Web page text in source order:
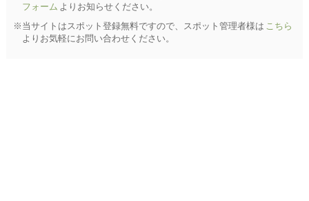
フォーム よりお知らせください。
※当サイトはスポット登録無料ですので、スポット管理者様は こちら
よりお気軽にお問い合わせください。